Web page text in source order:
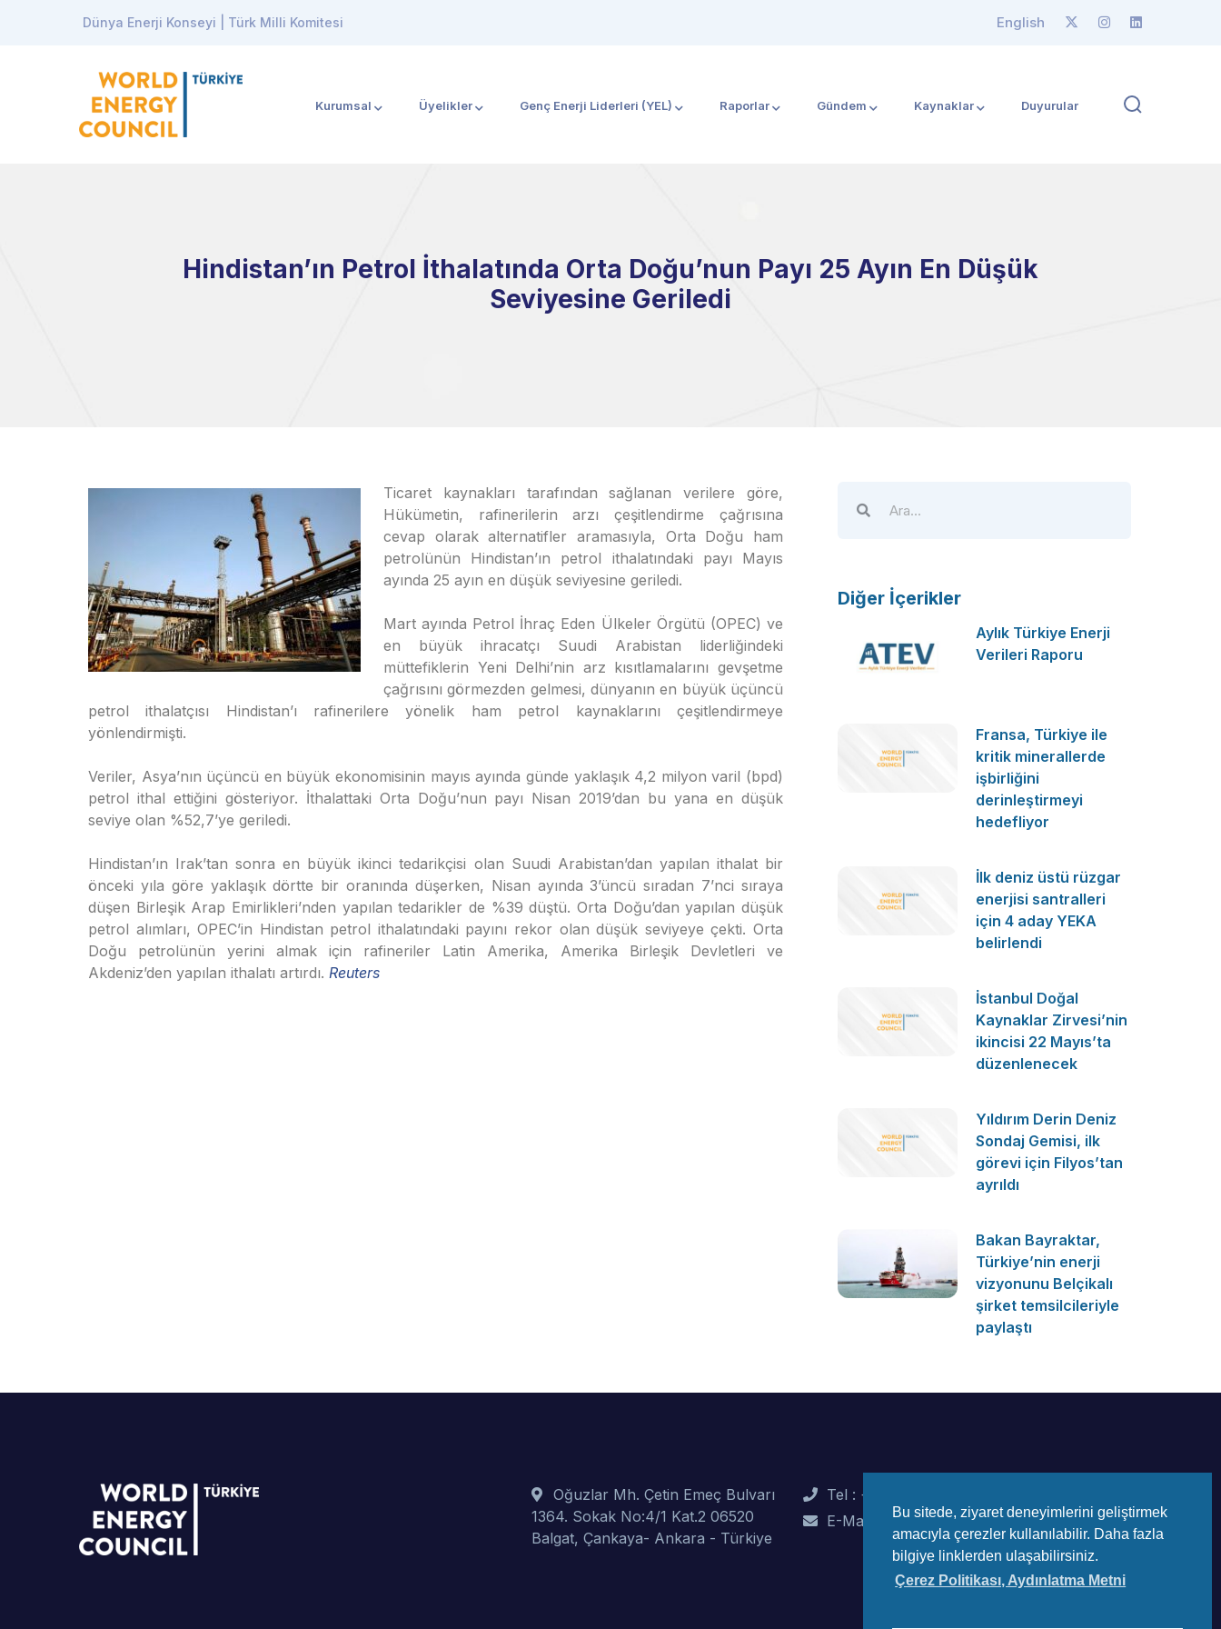
Dünya Enerji Konseyi | Türk Milli Komitesi English
Kurumsal Üyelikler Genç Enerji Liderleri (YEL) Raporlar Gündem Kaynaklar Duyurular
Hindistan’ın Petrol İthalatında Orta Doğu’nun Payı 25 Ayın En Düşük
Seviyesine Geriledi
Ticaret kaynakları tarafından sağlanan verilere göre,
Hükümetin, rafinerilerin arzı çeşitlendirme çağrısına
cevap olarak alternatifler aramasıyla, Orta Doğu ham
petrolünün Hindistan’ın petrol ithalatındaki payı Mayıs
ayında 25 ayın en düşük seviyesine geriledi.
Mart ayında Petrol İhraç Eden Ülkeler Örgütü (OPEC) ve
en büyük ihracatçı Suudi Arabistan liderliğindeki
müttefiklerin Yeni Delhi’nin arz kısıtlamalarını gevşetme
çağrısını görmezden gelmesi, dünyanın en büyük üçüncü
petrol ithalatçısı Hindistan’ı rafinerilere yönelik ham petrol kaynaklarını çeşitlendirmeye
yönlendirmişti.
Veriler, Asya’nın üçüncü en büyük ekonomisinin mayıs ayında günde yaklaşık 4,2 milyon varil (bpd)
petrol ithal ettiğini gösteriyor. İthalattaki Orta Doğu’nun payı Nisan 2019’dan bu yana en düşük
seviye olan %52,7’ye geriledi.
Hindistan’ın Irak’tan sonra en büyük ikinci tedarikçisi olan Suudi Arabistan’dan yapılan ithalat bir
önceki yıla göre yaklaşık dörtte bir oranında düşerken, Nisan ayında 3’üncü sıradan 7’nci sıraya
düşen Birleşik Arap Emirlikleri’nden yapılan tedarikler de %39 düştü. Orta Doğu’dan yapılan düşük
petrol alımları, OPEC’in Hindistan petrol ithalatındaki payını rekor olan düşük seviyeye çekti. Orta
Doğu petrolünün yerini almak için rafineriler Latin Amerika, Amerika Birleşik Devletleri ve
Akdeniz’den yapılan ithalatı artırdı. Reuters
Diğer İçerikler
Aylık Türkiye Enerji
Verileri Raporu
Fransa, Türkiye ile
kritik minerallerde
işbirliğini
derinleştirmeyi
hedefliyor
İlk deniz üstü rüzgar
enerjisi santralleri
için 4 aday YEKA
belirlendi
İstanbul Doğal
Kaynaklar Zirvesi’nin
ikincisi 22 Mayıs’ta
düzenlenecek
Yıldırım Derin Deniz
Sondaj Gemisi, ilk
görevi için Filyos’tan
ayrıldı
Bakan Bayraktar,
Türkiye’nin enerji
vizyonunu Belçikalı
şirket temsilcileriyle
paylaştı
Oğuzlar Mh. Çetin Emeç Bulvarı
1364. Sokak No:4/1 Kat.2 06520
Balgat, Çankaya- Ankara - Türkiye
Tel : +90 (312) 442 82 78
E-Mail : info@wec-turkiye.org.tr
Bu sitede, ziyaret deneyimlerini geliştirmek
amacıyla çerezler kullanılabilir. Daha fazla
bilgiye linklerden ulaşabilirsiniz.
Çerez Politikası, Aydınlatma Metni